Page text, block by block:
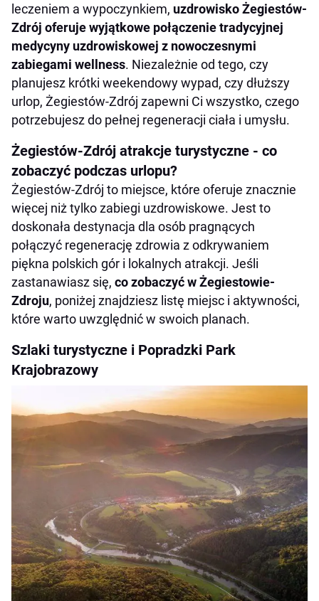
leczeniem a wypoczynkiem, uzdrowisko Żegiestów-
Zdrój oferuje wyjątkowe połączenie tradycyjnej
medycyny uzdrowiskowej z nowoczesnymi
zabiegami wellness. Niezależnie od tego, czy
planujesz krótki weekendowy wypad, czy dłuższy
urlop, Żegiestów-Zdrój zapewni Ci wszystko, czego
potrzebujesz do pełnej regeneracji ciała i umysłu.
Żegiestów-Zdrój atrakcje turystyczne - co
zobaczyć podczas urlopu?
Żegiestów-Zdrój to miejsce, które oferuje znacznie
więcej niż tylko zabiegi uzdrowiskowe. Jest to
doskonała destynacja dla osób pragnących
połączyć regenerację zdrowia z odkrywaniem
piękna polskich gór i lokalnych atrakcji. Jeśli
zastanawiasz się, co zobaczyć w Żegiestowie-
Zdroju, poniżej znajdziesz listę miejsc i aktywności,
które warto uwzględnić w swoich planach.
Szlaki turystyczne i Popradzki Park
Krajobrazowy